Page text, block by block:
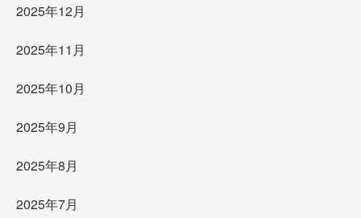
2025年12月
2025年11月
2025年10月
2025年9月
2025年8月
2025年7月